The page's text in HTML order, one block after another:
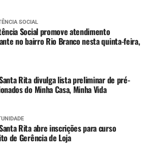
SOCIAL
Social promove atendimento
no bairro Rio Branco nesta quinta-feira,
Rita divulga lista preliminar de pré-
do Minha Casa, Minha Vida
Rita abre inscrições para curso
de Gerência de Loja